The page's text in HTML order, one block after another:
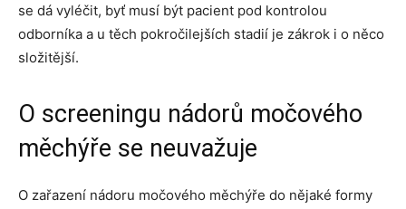
se dá vyléčit, byť musí být pacient pod kontrolou
odborníka a u těch pokročilejších stadií je zákrok i o něco
složitější.
O screeningu nádorů močového
měchýře se neuvažuje
O zařazení nádoru močového měchýře do nějaké formy